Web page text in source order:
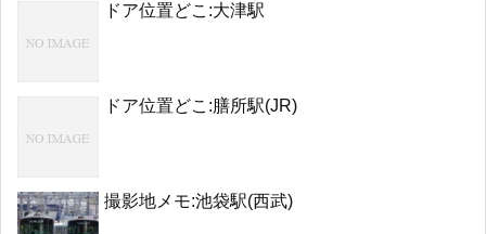
ドア位置どこ:大津駅
ドア位置どこ:膳所駅(JR)
撮影地メモ:池袋駅(西武)